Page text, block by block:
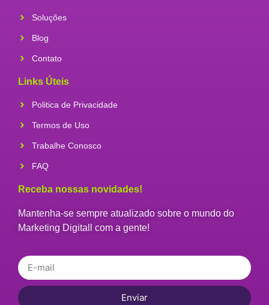
Soluções
Blog
Contato
Links Úteis
Politica de Privacidade
Termos de Uso
Trabalhe Conosco
FAQ
Receba nossas novidades!
Mantenha-se sempre atualizado sobre o mundo do
Marketing Digitall com a gente!
Enviar